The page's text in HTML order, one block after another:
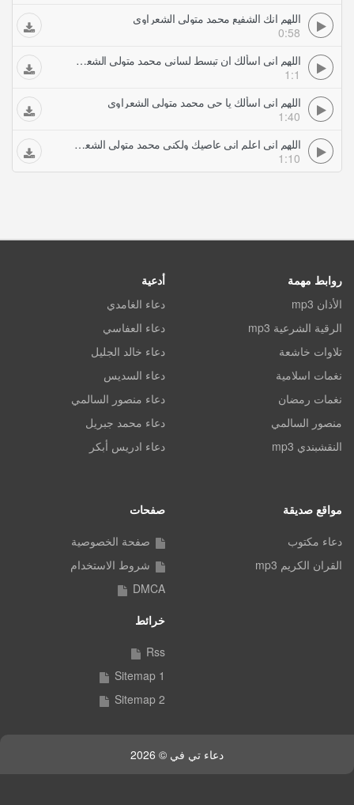
اللهم انك الشفيع محمد متولي الشعراوي
0:58
اللهم اني اسألك ان تبسط لساني محمد متولي الشعراوي
1:1
اللهم اني اسألك يا حي محمد متولي الشعراوي
1:40
اللهم اني اعلم اني عاصيك ولكني محمد متولي الشعراوي
1:10
روابط مهمة
الأذان mp3
الرقية الشرعية mp3
تلاوات خاشعة
نغمات اسلامية
نغمات رمضان
منصور السالمي
النقشبندي mp3
أدعية
دعاء الغامدي
دعاء العفاسي
دعاء خالد الجليل
دعاء السديس
دعاء منصور السالمي
دعاء محمد جبريل
دعاء ادريس أبكر
مواقع صديقة
دعاء مكتوب
القران الكريم mp3
صفحات
صفحة الخصوصية
شروط الاستخدام
DMCA
خرائط
Rss
Sitemap 1
Sitemap 2
دعاء تي في © 2026